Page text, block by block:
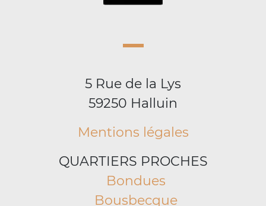
5 Rue de la Lys
59250 Halluin
Mentions légales
QUARTIERS PROCHES
Bondues
Bousbecque